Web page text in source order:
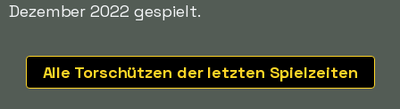
Dezember 2022 gespielt.
Alle Torschützen der letzten Spielzeiten